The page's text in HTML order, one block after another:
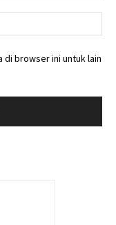
di browser ini untuk lain